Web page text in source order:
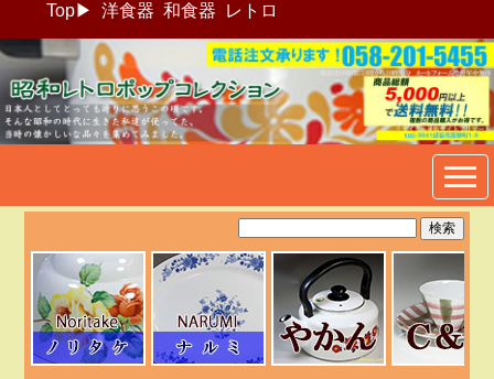
Top▶ 洋食器 和食器 レトロ
昭和レトロポップ食器生活雑
貨通販＠フリマート